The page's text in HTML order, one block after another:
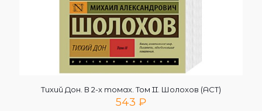
Тихий Дон. В 2-х томах. Том II. Шолохов (АСТ)
543 ₽